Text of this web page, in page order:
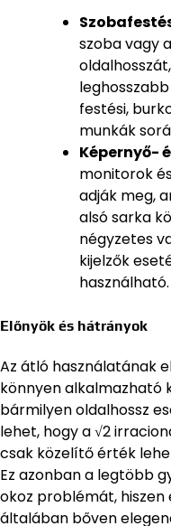
szoba vagy
festési,
munkák
Képernyő-
monitorok
adják meg,
alsó sarka
négyzetes
kijelzők
használható.
Előnyök és hátrányok
Az átló használatának
könnyen alkalmazható
bármilyen oldalhossz
lehet, hogy a √2
csak közelítő érték
Ez azonban a legtöbb
okoz problémát,
általában bőven